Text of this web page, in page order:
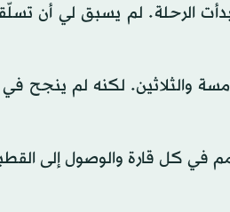
الرحلة. لم يسبق لي أن
والثلاثين. لكنه لم ينجح
في كل قارة والوصول إلى